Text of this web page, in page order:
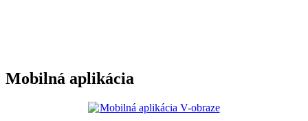
Mobilná aplikácia